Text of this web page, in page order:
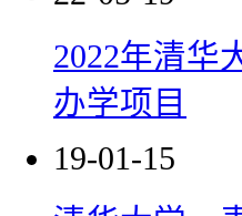
2022年清华
办学项目
19-01-15